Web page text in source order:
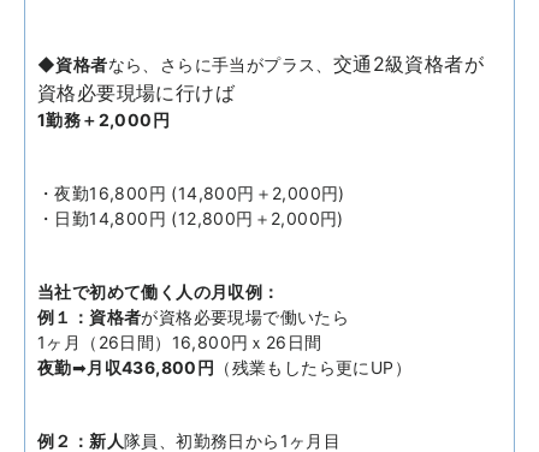
◆資格者なら、さらに手当がプラス、 交通2級資格者が
資格必要現場に行けば
1勤務＋2,000円
・夜勤16,800円 (14,800円＋2,000円)
・日勤14,800円 (12,800円＋2,000円)
当社で初めて働く人の月収例：
例１：資格者が資格必要現場で働いたら
1ヶ月（26日間）16,800円ｘ26日間
夜勤➡月収436,800円 （残業もしたら更にUP）
例２：新人隊員、初勤務日から1ヶ月目